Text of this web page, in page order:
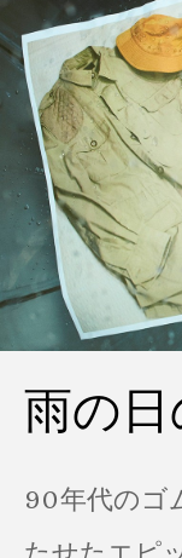
雨の
90年代のゴ